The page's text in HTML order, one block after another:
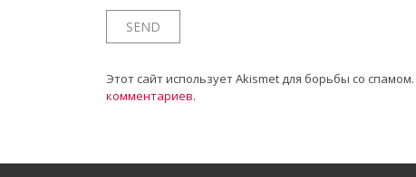
Этот сайт использует Akismet для борьбы со спамом.
комментариев.